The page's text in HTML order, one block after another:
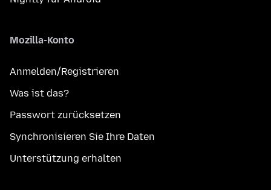
Mozilla-Konto
Anmelden/Registrieren
Was ist das?
Passwort zurücksetzen
Synchronisieren Sie Ihre Daten
Unterstützung erhalten